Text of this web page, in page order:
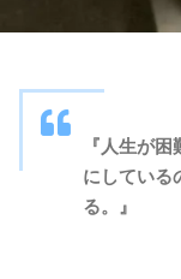
『人生が
にしている
る。』